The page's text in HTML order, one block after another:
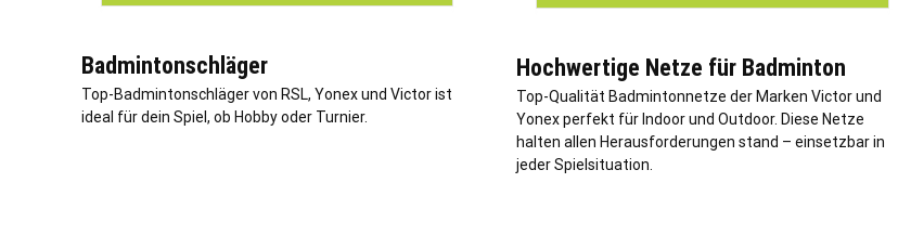
Badmintonschläger
Top-Badmintonschläger von RSL, Yonex und Victor ist
ideal für dein Spiel, ob Hobby oder Turnier.
Hochwertige Netze für Badminton
Top-Qualität Badmintonnetze der Marken Victor und
Yonex perfekt für Indoor und Outdoor. Diese Netze
halten allen Herausforderungen stand – einsetzbar in
jeder Spielsituation.